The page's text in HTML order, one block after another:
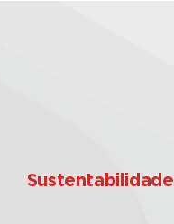
Sustentabilidade